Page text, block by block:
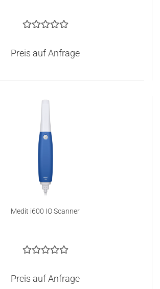
Preis auf Anfrage
Medit i600 IO Scanner
Preis auf Anfrage